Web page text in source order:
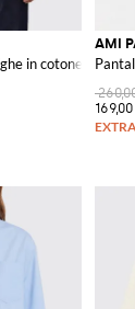
in cotone con
AMI